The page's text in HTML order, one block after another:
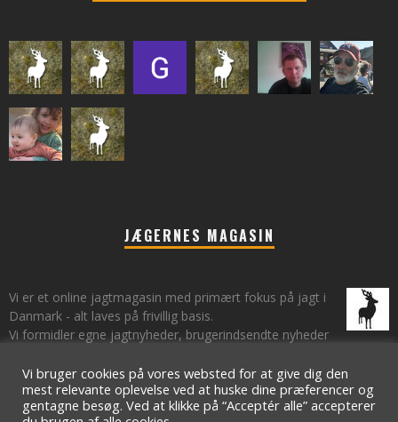
JÆGERNES MAGASIN
Vi er et online jagtmagasin med primært fokus på jagt i
Danmark - alt laves på frivillig basis.
Vi formidler egne jagtnyheder, brugerindsendte nyheder
om jagt.
Vi bruger cookies på vores websted for at give dig den
mest relevante oplevelse ved at huske dine præferencer og
gentagne besøg. Ved at klikke på “Acceptér alle” accepterer